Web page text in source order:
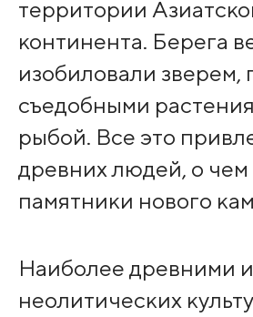
территории
континента. Берега
изобиловали зверем,
съедобными
рыбой. Все это
древних людей, о чем
памятники нового
Наиболее древними
неолитических